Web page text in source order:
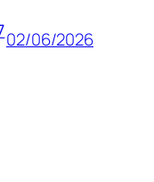
02/06/2026